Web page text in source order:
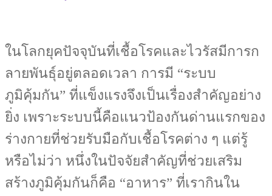
ในโลกยุคปัจจุบันที่เชื้อโรคและไวรัสมีการก
ลายพันธุ์อยู่ตลอดเวลา การมี “ระบบ
ภูมิคุ้มกัน” ที่แข็งแรงจึงเป็นเรื่องสำคัญอย่าง
ยิ่ง เพราะระบบนี้คือแนวป้องกันด่านแรกของ
ร่างกายที่ช่วยรับมือกับเชื้อโรคต่าง ๆ แต่รู้
หรือไม่ว่า หนึ่งในปัจจัยสำคัญที่ช่วยเสริม
สร้างภูมิคุ้มกันก็คือ “อาหาร” ที่เรากินใน